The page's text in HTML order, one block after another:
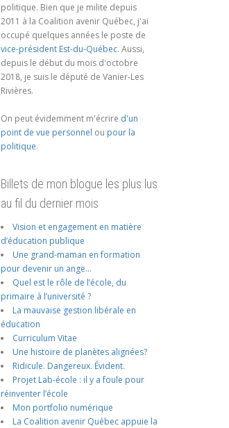
politique. Bien que je milite depuis
2011 à la Coalition avenir Québec, j'ai
occupé quelques années le poste de
vice-président Est-du-Québec. Aussi,
depuis le début du mois d'octobre
2018, je suis le député de Vanier-Les
Rivières.
On peut évidemment m'écrire d'un
point de vue personnel ou pour la
politique.
Billets de mon blogue les plus lus
au fil du dernier mois
Vision et engagement en matière
d’éducation publique
Une grand-maman en formation
pour devenir un ange…
Quel est le rôle de l’école, du
primaire à l’université ?
La mauvaise gestion libérale en
éducation
Curriculum Vitae
Une histoire de planètes alignées?
Ridicule. Dangereux. Évident.
Projet Lab-école : il y a foule pour
réinventer l’école
Mon portfolio numérique
La Coalition avenir Québec appuie la